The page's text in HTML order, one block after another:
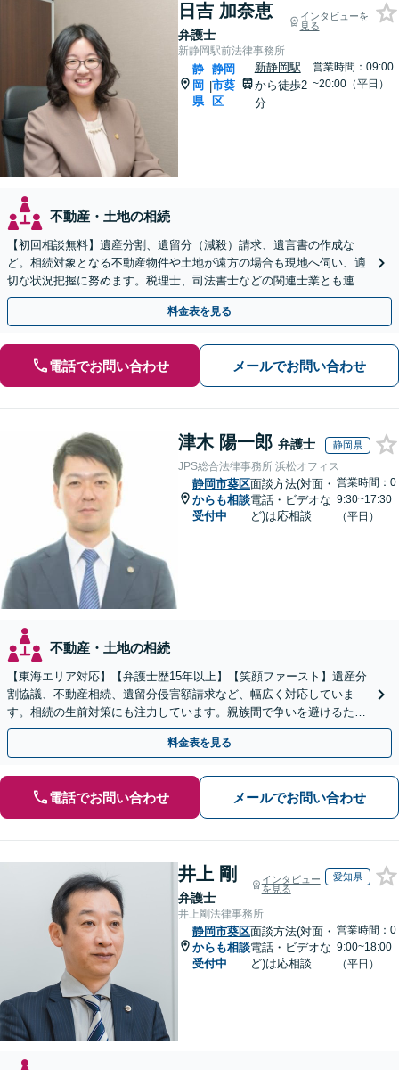
日吉 加奈恵
弁護士
インタビューを
見る
新静岡駅前法律事務所
静
岡
県
|
静岡
市葵
区
新静岡駅
から徒歩2
分
営業時間：09:00
~20:00（平日）
不動産・土地の相続
【初回相談無料】遺産分割、遺留分（減殺）請求、遺言書の作成な
ど。相続対象となる不動産物件や土地が遠方の場合も現地へ伺い、適
切な状況把握に努めます。税理士、司法書士などの関連士業とも連携
しワンストップで対応します【新静岡駅直結】
料金表を見る
電話でお問い合わせ メールでお問い合わせ
津木 陽一郎 弁護士 静岡県
JPS総合法律事務所 浜松オフィス
静岡市葵区
からも相談
受付中
面談方法(対面・
電話・ビデオな
ど)は応相談
営業時間：0
9:30~17:30
（平日）
不動産・土地の相続
【東海エリア対応】【弁護士歴15年以上】【笑顔ファースト】遺産分
割協議、不動産相続、遺留分侵害額請求など、幅広く対応していま
す。相続の生前対策にも注力しています。親族間で争いを避けるため
にも、お早めにご相談ください。【初回面談無料】
料金表を見る
電話でお問い合わせ メールでお問い合わせ
井上 剛
弁護士
インタビュー
を見る
愛知県
井上剛法律事務所
静岡市葵区
からも相談
受付中
面談方法(対面・
電話・ビデオな
ど)は応相談
営業時間：0
9:00~18:00
（平日）